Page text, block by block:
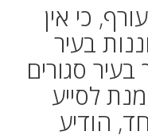
כי אין
בעיר
סגורים
לסייע
הודיע